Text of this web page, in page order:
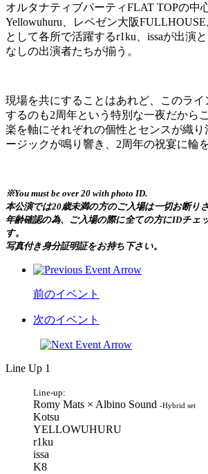
オルタナティブパーティFLAT TOPの中
Yellowuhuru、レペゼン大阪
として各所で活躍するr1ku、issaが出演
なしの出演者たちが揃う。
現場を共にすることはあれど、このラ
するのも2周年という特別な一夜だから
楽を軸にそれぞれの個性とセンスが織り
ージックが鳴り響き、2周年の祝宴に輪
※You must be over 20 with photo ID.
本公演では20歳未満の方のご入場は一切お断り
年齢確認の為、ご入場の際に全ての方にIDチェ
す。
写真付き身分証明証をお持ち下さい。
前のイベント
次のイベント
Line Up 1
Line-up:
Romy Mats × Albino Sound -Hybrid set
Kotsu
YELLOWUHURU
r1ku
issa
K8